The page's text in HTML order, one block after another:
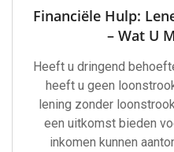
Financiële Hulp:
– Wat U
Heeft u dringend
heeft u geen
lening zonder
een uitkomst bieden
inkomen kunnen